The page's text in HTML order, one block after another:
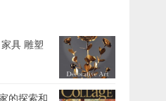
具 雕塑
的探索和